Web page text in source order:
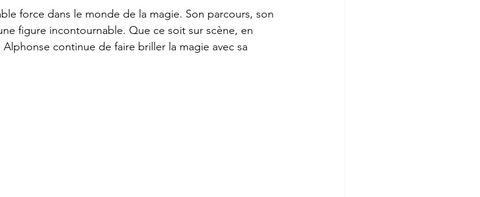
force dans le monde de la magie. Son parcours, son
figure incontournable. Que ce soit sur scène, en
continue de faire briller la magie avec sa